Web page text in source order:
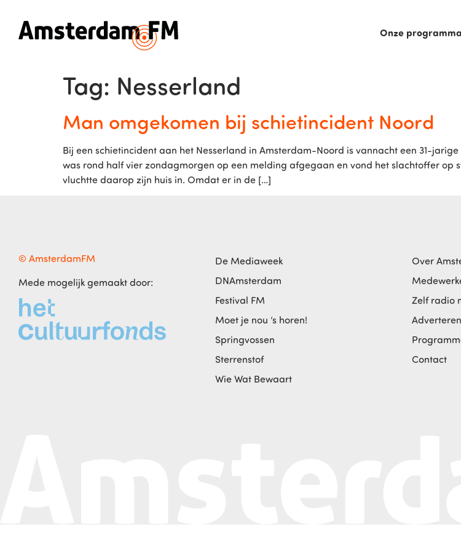
Onze
Tag: Nesserland
Man omgekomen bij schietincident Noord
Bij een schietincident aan het Nesserland in Amsterdam-Noord is vannacht een 31-
was rond half vier zondagmorgen op een melding afgegaan en vond het slachtoffer
vluchtte daarop zijn huis in. Omdat er in de […]
© AmsterdamFM
Mede mogelijk gemaakt door:
De Mediaweek
DNAmsterdam
Festival FM
Moet je nou ‘s horen!
Springvossen
Sterrenstof
Wie Wat Bewaart
Over
Zelf radio
Adverteren
Contact